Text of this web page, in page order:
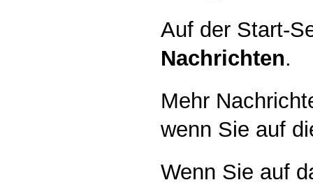
Auf der Start-
Nachrichten.
Mehr
wenn Sie auf
Wenn Sie auf